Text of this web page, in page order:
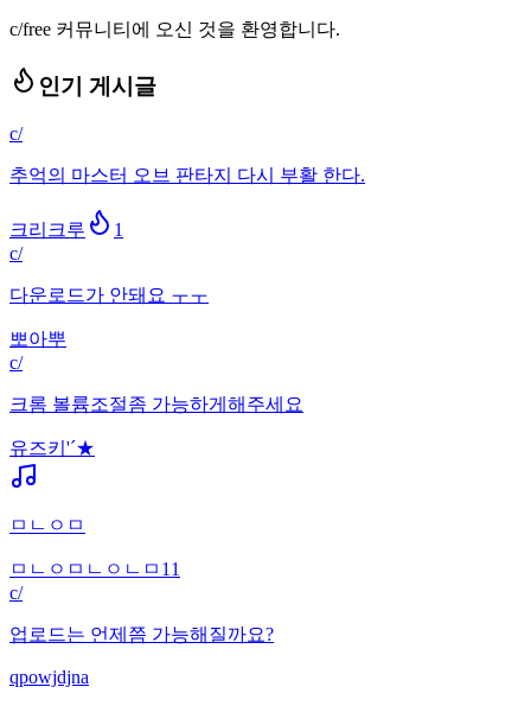
c/free 커뮤니티에 오신 것을 환영합니다.
인기 게시글
c/
추억의 마스터 오브 판타지 다시 부활 한다.
크리크루
1
c/
다운로드가 안돼요 ㅜㅜ
뽀아뿌
c/
크롬 볼륨조절좀 가능하게해주세요
유즈키'´★
ㅁㄴㅇㅁ
ㅁㄴㅇㅁㄴㅇㄴㅁ11
c/
업로드는 언제쯤 가능해질까요?
qpowjdjna